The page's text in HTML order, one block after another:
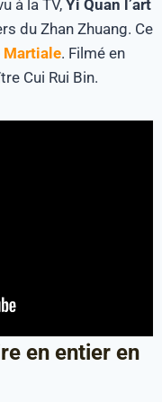
à la TV, Yi Quan l’art
du Zhan Zhuang. Ce
Martiale. Filmé en
Cui Rui Bin.
en entier en